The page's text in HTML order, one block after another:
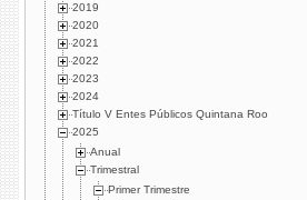
2019
2020
2021
2022
2023
2024
Título V Entes Públicos Quintana Roo
2025
Anual
Trimestral
Primer Trimestre